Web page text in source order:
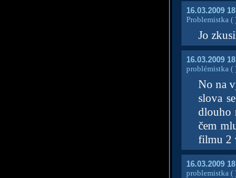
16.03.2009
Problemistka(
Jo
16.03.2009
problémistka(
No na
slova
dlouho
čem
filmu 2
16.03.2009
problemistka(